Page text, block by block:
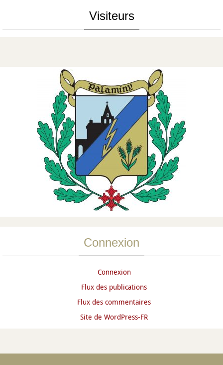
Visiteurs
Connexion
Connexion
Flux des publications
Flux des commentaires
Site de WordPress-FR